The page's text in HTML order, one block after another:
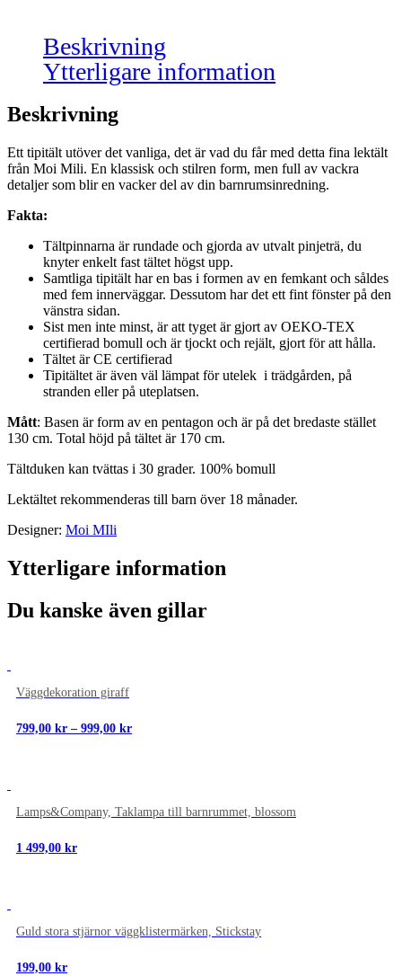
Beskrivning
Ytterligare information
Beskrivning
Ett tipitält utöver det vanliga, det är vad du får med detta fina lektält
från Moi Mili. En klassisk och stilren form, men full av vackra
detaljer som blir en vacker del av din barnrumsinredning.
Fakta:
Tältpinnarna är rundade och gjorda av utvalt pinjeträ, du
knyter enkelt fast tältet högst upp.
Samtliga tipitält har en bas i formen av en femkant och såldes
med fem innerväggar. Dessutom har det ett fint fönster på den
vänstra sidan.
Sist men inte minst, är att tyget är gjort av OEKO-TEX
certifierad bomull och är tjockt och rejält, gjort för att hålla.
Tältet är CE certifierad
Tipitältet är även väl lämpat för utelek i trädgården, på
stranden eller på uteplatsen.
Mått: Basen är form av en pentagon och är på det bredaste stället
130 cm. Total höjd på tältet är 170 cm.
Tältduken kan tvättas i 30 grader. 100% bomull
Lektältet rekommenderas till barn över 18 månader.
Designer: Moi MIli
Ytterligare information
Du kanske även gillar
Väggdekoration giraff
799,00 kr – 999,00 krPrisintervall:
Lamps&Company, Taklampa till barnrummet, blossom
1 499,00 kr
Guld stora stjärnor väggklistermärken, Stickstay
199,00 kr